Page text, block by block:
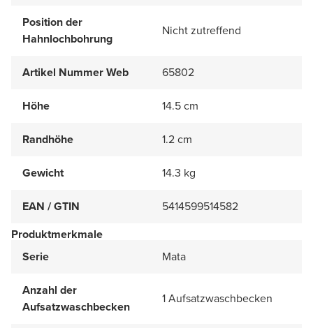
Position der
Hahnlochbohrung
Nicht zutreffend
Artikel Nummer Web 65802
Höhe 14.5 cm
Randhöhe 1.2 cm
Gewicht 14.3 kg
EAN / GTIN
5414599514582
Produktmerkmale
Serie
Mata
Anzahl der
Aufsatzwaschbecken
1 Aufsatzwaschbecken